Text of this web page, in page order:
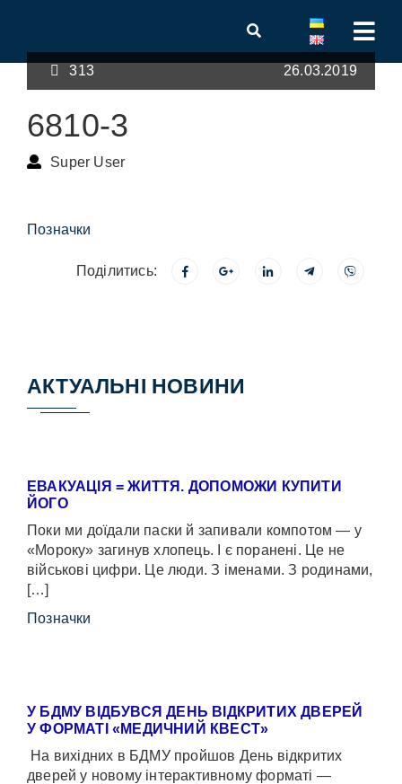
313 26.03.2019
6810-3
Super User
Позначки
Поділитись:
АКТУАЛЬНІ НОВИНИ
ЕВАКУАЦІЯ = ЖИТТЯ. ДОПОМОЖИ КУПИТИ
ЙОГО
Поки ми доїдали паски й запивали компотом — у
«Мороку» загинув хлопець. І є поранені. Це не
військові цифри. Це люди. З іменами. З родинами,
[…]
Позначки
У БДМУ ВІДБУВСЯ ДЕНЬ ВІДКРИТИХ ДВЕРЕЙ
У ФОРМАТІ «МЕДИЧНИЙ КВЕСТ»
На вихідних в БДМУ пройшов День відкритих
дверей у новому інтерактивному форматі —